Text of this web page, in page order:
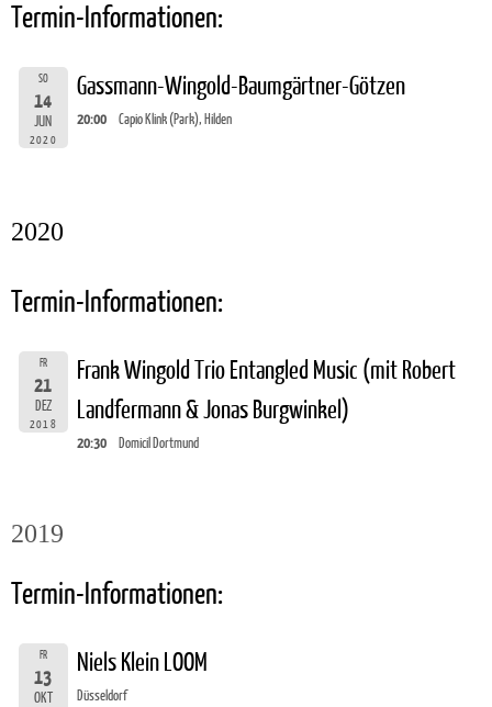
Termin-Informationen:
SO
14
JUN
2020
Gassmann-Wingold-Baumgärtner-Götzen
20:00 Capio Klink (Park), Hilden
2020
Termin-Informationen:
FR
21
DEZ
2018
Frank Wingold Trio Entangled Music (mit Robert
Landfermann & Jonas Burgwinkel)
20:30 Domicil Dortmund
2019
Termin-Informationen:
FR
13
OKT
Niels Klein LOOM
Düsseldorf